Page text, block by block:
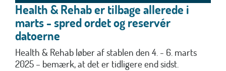
Health & Rehab er tilbage allerede i
marts - spred ordet og reservér
datoerne
Health & Rehab løber af stablen den 4. - 6. marts
2025 – bemærk, at det er tidligere end sidst.